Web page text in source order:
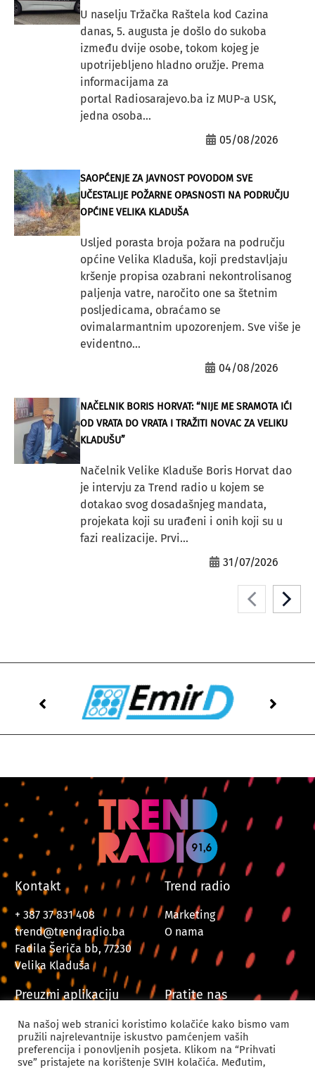
U naselju Tržačka Raštela kod Cazina
danas, 5. augusta je došlo do sukoba
između dvije osobe, tokom kojeg je
upotrijebljeno hladno oružje. Prema
informacijama za
portal Radiosarajevo.ba iz MUP-a USK,
jedna osoba...
05/08/2026
SAOPĆENJE ZA JAVNOST POVODOM SVE
UČESTALIJE POŽARNE OPASNOSTI NA PODRUČJU
OPĆINE VELIKA KLADUŠA
Usljed porasta broja požara na području
općine Velika Kladuša, koji predstavljaju
kršenje propisa ozabrani nekontrolisanog
paljenja vatre, naročito one sa štetnim
posljedicama, obraćamo se
ovimalarmantnim upozorenjem. Sve više je
evidentno...
04/08/2026
NAČELNIK BORIS HORVAT: “NIJE ME SRAMOTA IĆI
OD VRATA DO VRATA I TRAŽITI NOVAC ZA VELIKU
KLADUŠU”
Načelnik Velike Kladuše Boris Horvat dao
je intervju za Trend radio u kojem se
dotakao svog dosadašnjeg mandata,
projekata koji su urađeni i onih koji su u
fazi realizacije. Prvi...
31/07/2026
Kontakt
+ 387 37 831 408
trend@trendradio.ba
Fadila Šeriča bb, 77230
Velika Kladuša
Trend radio
Marketing
O nama
Preuzmi aplikaciju Pratite nas
Na našoj web stranici koristimo kolačiće kako bismo vam
pružili najrelevantnije iskustvo pamćenjem vaših
preferencija i ponovljenih posjeta. Klikom na “Prihvati
sve” pristajete na korištenje SVIH kolačića. Međutim,